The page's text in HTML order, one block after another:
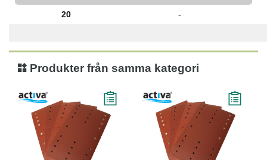
20 -
Produkter från samma kategori